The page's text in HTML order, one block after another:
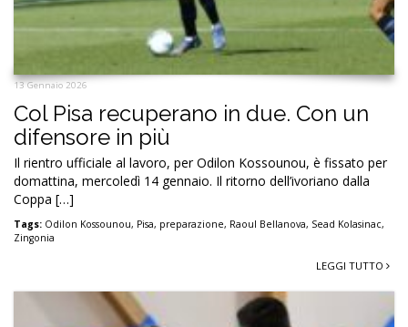
13 Gennaio 2026
Col Pisa recuperano in due. Con un
difensore in più
Il rientro ufficiale al lavoro, per Odilon Kossounou, è fissato per
domattina, mercoledì 14 gennaio. Il ritorno dell’ivoriano dalla
Coppa […]
Tags: Odilon Kossounou, Pisa, preparazione, Raoul Bellanova, Sead Kolasinac,
Zingonia
LEGGI TUTTO